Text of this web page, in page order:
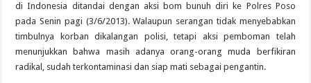
di Indonesia ditandai dengan aksi bom bunuh diri ke Polres Poso
pada Senin pagi (3/6/2013). Walaupun serangan tidak menyebabkan
timbulnya korban dikalangan polisi, tetapi aksi pemboman telah
menunjukkan bahwa masih adanya orang-orang muda berfikiran
radikal, sudah terkontaminasi dan siap mati sebagai pengantin.